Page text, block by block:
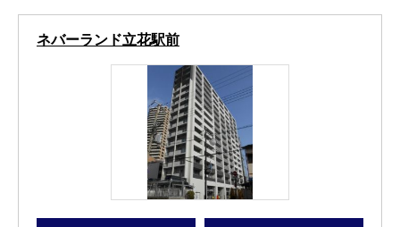
ネバーランド立花駅前